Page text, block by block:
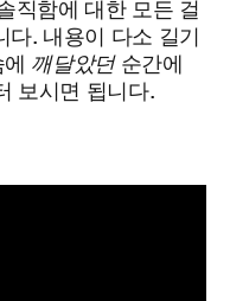
직함에 대한 모든 걸
. 내용이 다소 길기
깨달았던 순간에
보시면 됩니다.